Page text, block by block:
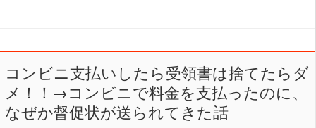
コンビニ支払いしたら受領書は捨てたらダ
メ！！→コンビニで料金を支払ったのに、
なぜか督促状が送られてきた話